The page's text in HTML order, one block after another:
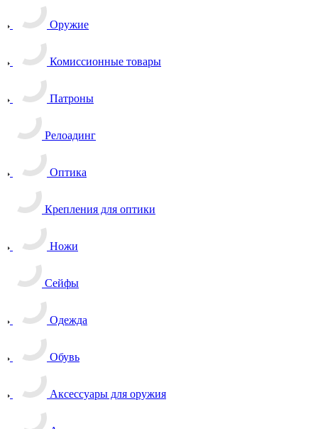
Оружие
Комиссионные товары
Патроны
Релоадинг
Оптика
Крепления для оптики
Ножи
Сейфы
Одежда
Обувь
Аксессуары для оружия